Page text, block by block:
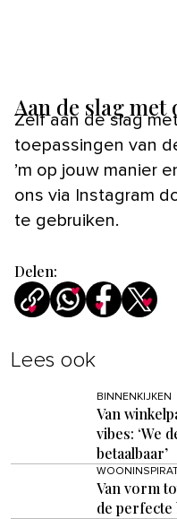
Aan de slag met
Zelf aan de slag
toepassingen van
’m op jouw manier
ons via Instagram
te gebruiken.
Delen:
Lees ook
BINNENKIJKEN
Van
vibes: ‘We
betaalbaar’
Van vorm
de